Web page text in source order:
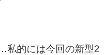
的には今回の新型2